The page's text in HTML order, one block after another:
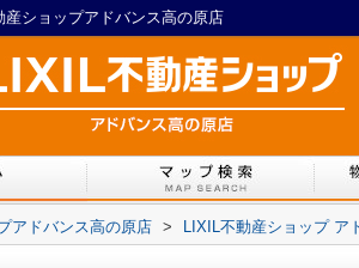
ショップアドバンス高の原店
アドバンス高の原店 > LIXIL不動産ショップ ア